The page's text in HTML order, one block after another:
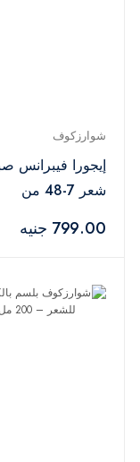
شوارزكوف
إيجورا فيبرانس
شعر 7-48 من
– 60 مل
799.00 جنيه